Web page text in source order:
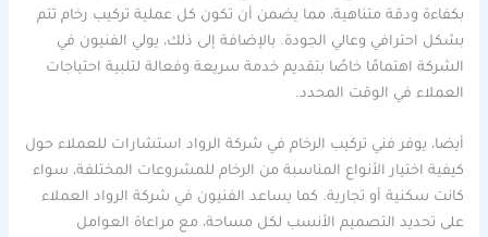
بكفاءة ودقة متناهية، مما يضمن أن تكون كل عملية تركيب رخام تتم
بشكل احترافي وعالي الجودة. بالإضافة إلى ذلك، يولي الفنيون في
الشركة اهتمامًا خاصًا بتقديم خدمة سريعة وفعالة لتلبية احتياجات
العملاء في الوقت المحدد.
أيضا، يوفر فني تركيب الرخام في شركة الرواد استشارات للعملاء حول
كيفية اختيار الأنواع المناسبة من الرخام للمشروعات المختلفة، سواء
كانت سكنية أو تجارية. كما يساعد الفنيون في شركة الرواد العملاء
على تحديد التصميم الأنسب لكل مساحة، مع مراعاة العوامل